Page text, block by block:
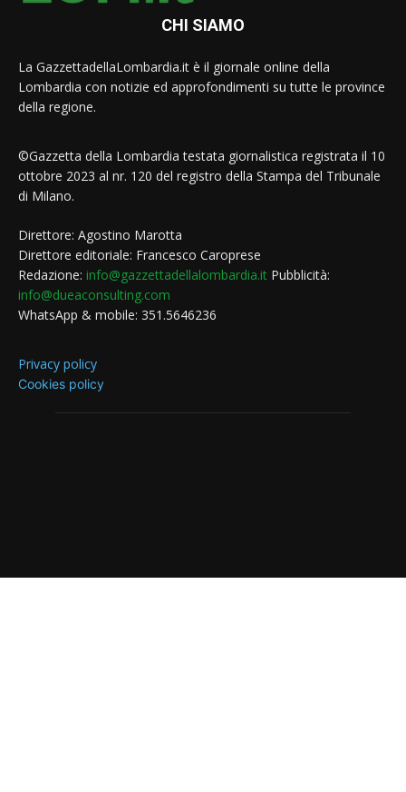
CHI SIAMO
La GazzettadellaLombardia.it è il giornale online della
Lombardia con notizie ed approfondimenti su tutte le province
della regione.
©Gazzetta della Lombardia testata giornalistica registrata il 10
ottobre 2023 al nr. 120 del registro della Stampa del Tribunale
di Milano.
Direttore: Agostino Marotta
Direttore editoriale: Francesco Caroprese
Redazione: info@gazzettadellalombardia.it Pubblicità:
info@dueaconsulting.com
WhatsApp & mobile: 351.5646236
Privacy policy
Cookies policy